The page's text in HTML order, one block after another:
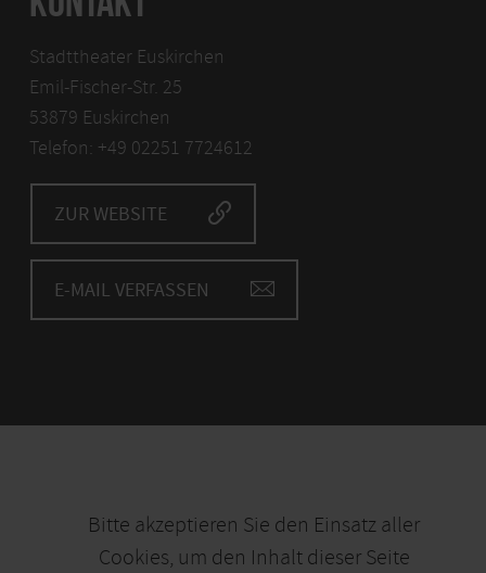
Stadttheater Euskirchen
Emil-Fischer-Str. 25
53879 Euskirchen
Telefon: +49 02251 7724612
ZUR WEBSITE
E-MAIL VERFASSEN
Bitte akzeptieren Sie den Einsatz aller
Cookies, um den Inhalt dieser Seite